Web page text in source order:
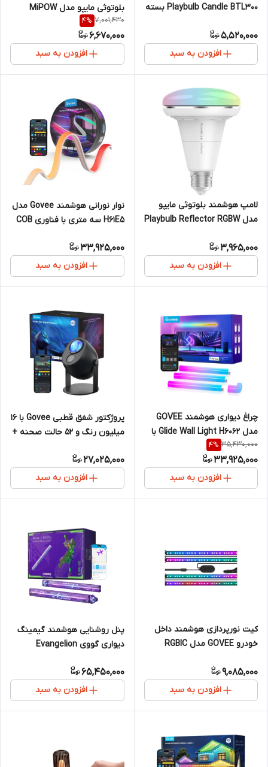
Playbulb Candle BTL300 بسته
5,520,000
افزودن به سبد
بلوتوثی مایپو مدل MiPOW
Playbulb Solar
7,001,430
4%
6,670,000
افزودن به سبد
لامپ هوشمند بلوتوثی مایپو
مدل Playbulb Reflector RGBW
3,965,000
افزودن به سبد
نوار نورانی هوشمند Govee مدل
H61E5 سه متری با فناوری COB
33,925,000
افزودن به سبد
چراغ دیواری هوشمند GOVEE
مدل Glide Wall Light H6062 با
فناوری RGBIC
35,430,000
4%
33,925,000
افزودن به سبد
پروژکتور شفق قطبی Govee با ۱۶
میلیون رنگ و ۵۲ حالت صحنه +
27,025,000
افزودن به سبد
کیت نورپردازی هوشمند داخل
خودرو GOVEE مدل RGBIC
9,085,000
افزودن به سبد
پنل روشنایی هوشمند گیمینگ
دیواری گووی Evangelion
65,450,000
افزودن به سبد